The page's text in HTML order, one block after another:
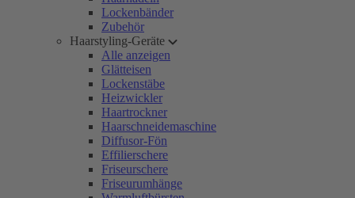
Lockenbänder
Zubehör
Haarstyling-Geräte
Alle anzeigen
Glätteisen
Lockenstäbe
Heizwickler
Haartrockner
Haarschneidemaschine
Diffusor-Fön
Effilierschere
Friseurschere
Friseurumhänge